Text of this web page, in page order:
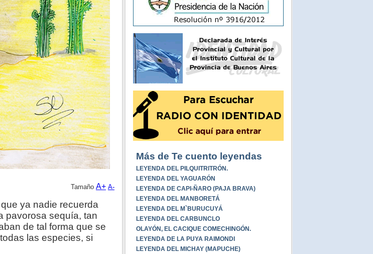
Tamaño A+ A-
ya nadie recuerda
pavorosa sequía, tan
de tal forma que se
las especies, si
Más de Te cuento leyendas
LEYENDA DEL PILQUITRITRÓN.
LEYENDA DEL YAGUARÓN
LEYENDA DE CAPI-ÑARO (PAJA BRAVA)
LEYENDA DEL MANBORETÁ
LEYENDA DEL M`BURUCUYÁ
LEYENDA DEL CARBUNCLO
OLAYÓN, EL CACIQUE COMECHINGÓN.
LEYENDA DE LA PUYA RAIMONDI
LEYENDA DEL MICHAY (MAPUCHE)